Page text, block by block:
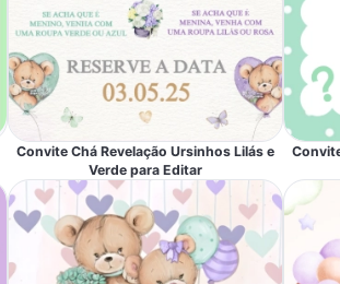
Convite Chá Revelação Ursinhos Lilás e
Verde para Editar